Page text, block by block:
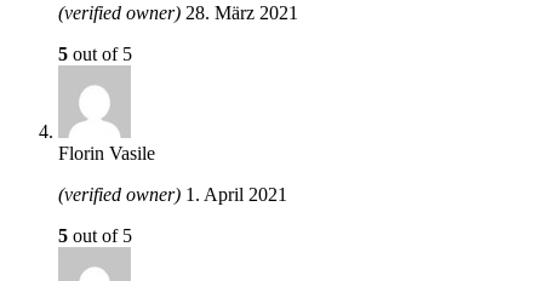
(verified owner) 28. März 2021
5 out of 5
Florin Vasile
(verified owner) 1. April 2021
5 out of 5